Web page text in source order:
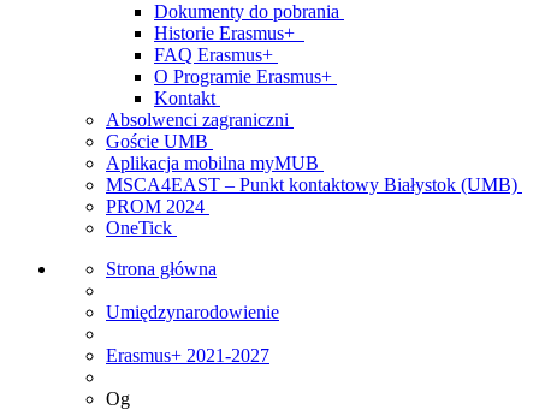
Dokumenty do pobrania
Historie Erasmus+
FAQ Erasmus+
O Programie Erasmus+
Kontakt
Absolwenci zagraniczni
Goście UMB
Aplikacja mobilna myMUB
MSCA4EAST – Punkt kontaktowy Białystok (UMB)
PROM 2024
OneTick
Strona główna
Umiędzynarodowienie
Erasmus+ 2021-2027
Og